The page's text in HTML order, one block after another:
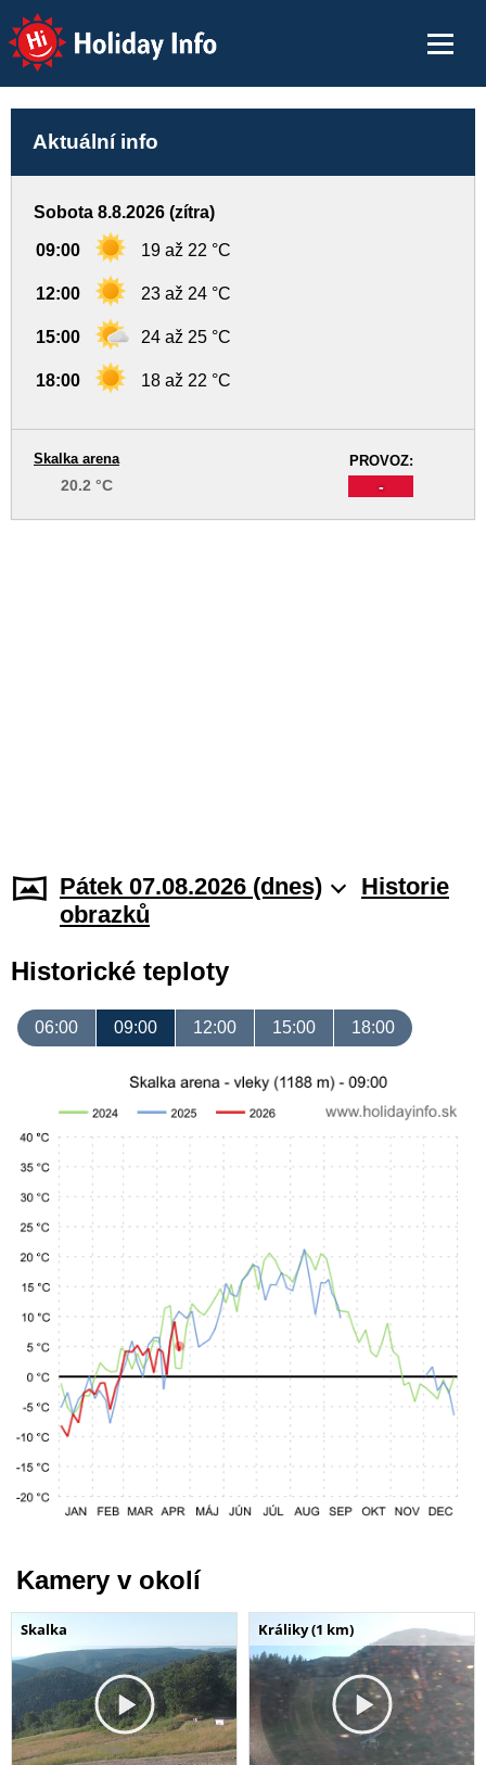
Holiday Info
Aktuální info
Sobota 8.8.2026 (zítra)
09:00 19 až 22 °C
12:00 23 až 24 °C
15:00 24 až 25 °C
18:00 18 až 22 °C
PROVOZ:
-
Skalka arena
20.2 °C
Pátek 07.08.2026 (dnes)
Historie
obrazků
Historické teploty
06:00 09:00 12:00 15:00 18:00
Kamery v okolí
Skalka Králiky (1 km)